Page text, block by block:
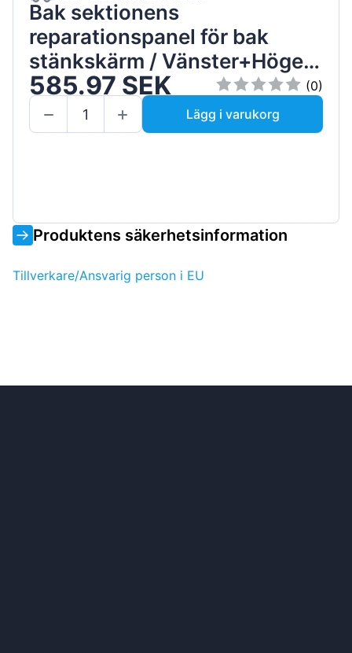
Bak sektionens
reparationspanel för bak
stänkskärm / Vänster+Höger
/ Set
585.97 SEK
(0)
Lägg i varukorg
Produktens säkerhetsinformation
Tillverkare/Ansvarig person i EU